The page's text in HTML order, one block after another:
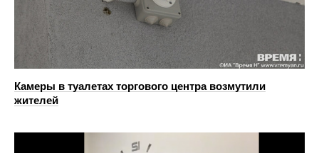
Камеры в туалетах торгового центра возмутили
жителей